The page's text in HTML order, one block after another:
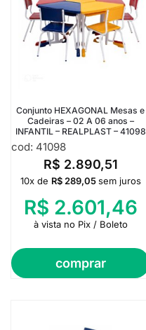
Conjunto HEXAGONAL Mesas e
Cadeiras – 02 A 06 anos –
INFANTIL – REALPLAST – 41098
cod: 41098
R$ 2.890,51
comprar
10x de R$289,05 sem juros
R$ 2.601,46
à vista no Pix / Boleto